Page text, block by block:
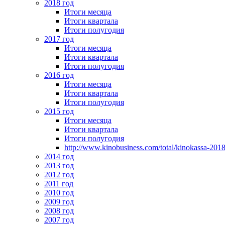
2018 год
Итоги месяца
Итоги квартала
Итоги полугодия
2017 год
Итоги месяца
Итоги квартала
Итоги полугодия
2016 год
Итоги месяца
Итоги квартала
Итоги полугодия
2015 год
Итоги месяца
Итоги квартала
Итоги полугодия
http://www.kinobusiness.com/total/kinokassa-
2014 год
2013 год
2012 год
2011 год
2010 год
2009 год
2008 год
2007 год